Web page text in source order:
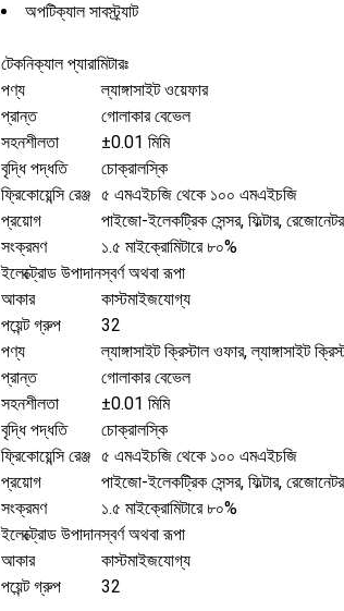
অপটিক্যাল সাবস্ট্র্যাট
টেকনিক্যাল প্যারামিটারঃ
পণ্য
ল্যাঙ্গাসাইট ওয়েফার
প্রান্ত
গোলাকার বেভেল
সহনশীলতা
±0.01 মিমি
বৃদ্ধি পদ্ধতি
চোক্রালস্কি
ফ্রিকোয়েন্সি রেঞ্জ ৫ এমএইচজি থেকে ১০০ এমএইচজি
প্রয়োগ
পাইজো-ইলেকট্রিক সেন্সর, ফিল্টার, রেজোনেটর
সংক্রমণ
১.৫ মাইক্রোমিটারে ৮০%
ইলেক্ট্রোড উপাদানস্বর্ণ অথবা রূপা
আকার
কাস্টমাইজযোগ্য
পয়েন্ট গ্রুপ
32
পণ্য
ল্যাঙ্গাসাইট ক্রিস্টাল ওফার, ল্যাঙ্গাসাইট
প্রান্ত
গোলাকার বেভেল
সহনশীলতা
±0.01 মিমি
বৃদ্ধি পদ্ধতি
চোক্রালস্কি
ফ্রিকোয়েন্সি রেঞ্জ ৫ এমএইচজি থেকে ১০০ এমএইচজি
প্রয়োগ
পাইজো-ইলেকট্রিক সেন্সর, ফিল্টার, রেজোনেটর
সংক্রমণ
১.৫ মাইক্রোমিটারে ৮০%
ইলেক্ট্রোড উপাদানস্বর্ণ অথবা রূপা
আকার
কাস্টমাইজযোগ্য
পয়েন্ট গ্রুপ
32